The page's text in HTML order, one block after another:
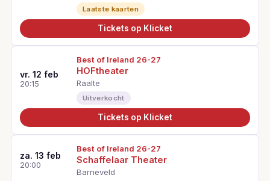
Laatste kaarten
Tickets op Klicket
vr. 12 feb
20:15
Best of Ireland 26-27
HOFtheater
Raalte
Uitverkocht
Tickets op Klicket
za. 13 feb
20:00
Best of Ireland 26-27
Schaffelaar Theater
Barneveld